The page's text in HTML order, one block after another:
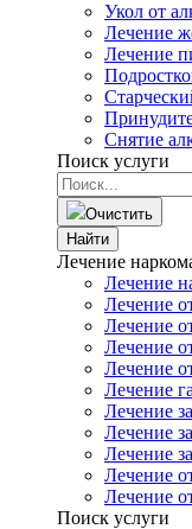
Укол от
Лечение
Лечение
Снятие
Поиск услуги
Очистить
Найти
Лечение
Лечение
Лечение
Лечение
Лечение
Лечение
Лечение
Лечение
Лечение
Лечение
Лечение
Лечение
Поиск услуги